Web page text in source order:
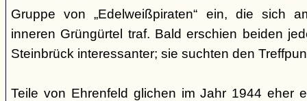
Gruppe von „Edelweißpiraten“ ein, die sich
inneren Grüngürtel traf. Bald erschien beiden
Steinbrück interessanter; sie suchten den
Teile von Ehrenfeld glichen im Jahr 1944 eher